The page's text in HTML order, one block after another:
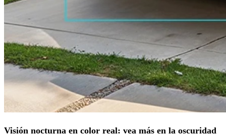
Visión nocturna en color real: vea más en la oscuridad